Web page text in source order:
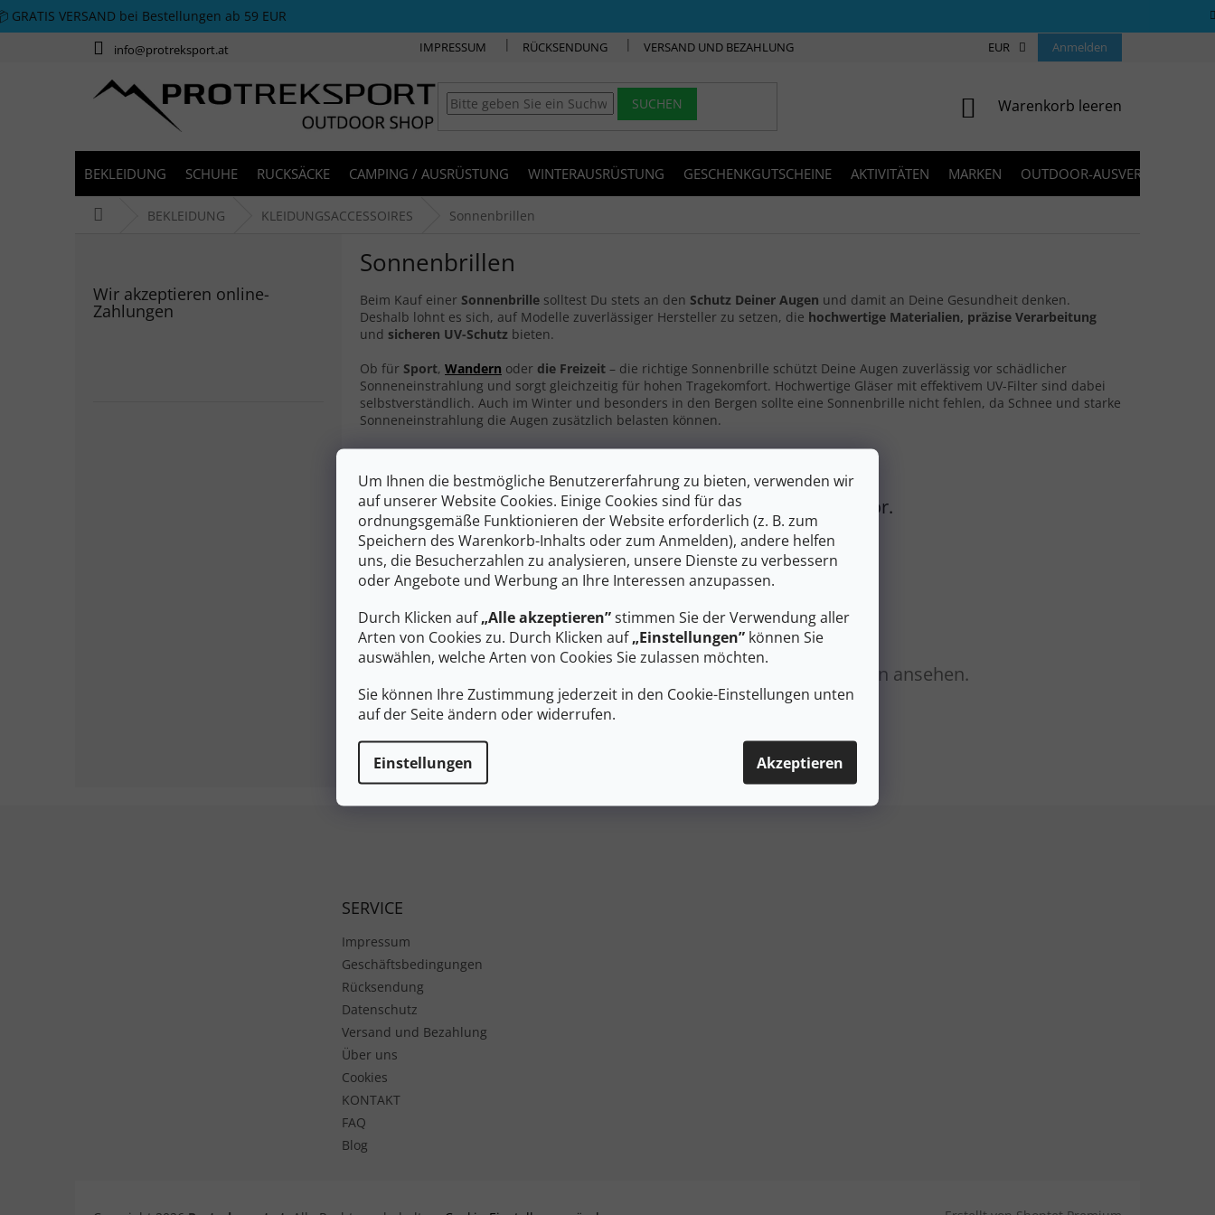
Um Ihnen die bestmögliche Benutzererfahrung zu bieten, verwenden wir
auf unserer Website Cookies. Einige Cookies sind für das
ordnungsgemäße Funktionieren der Website erforderlich (z. B. zum
Speichern des Warenkorb-Inhalts oder zum Anmelden), andere helfen
uns, die Besucherzahlen zu analysieren, unsere Dienste zu verbessern
oder Angebote und Werbung an Ihre Interessen anzupassen.
Durch Klicken auf„Alle akzeptieren”stimmen Sie der Verwendung aller
Arten von Cookies zu. Durch Klicken auf„Einstellungen” können Sie
auswählen, welche Arten von Cookies Sie zulassen möchten.
Sie können Ihre Zustimmung jederzeit in den Cookie-Einstellungen unten
auf der Seite ändern oder widerrufen.
Einstellungen Akzeptieren
Zum Inhalt springen
GRATIS VERSAND bei Bestellungen ab 59 EUR
info@protreksport.at IMPRESSUM RÜCKSENDUNG VERSAND UND BEZAHLUNG KONTAKT FAQ
EUR Anmelden
SUCHEN WARENKORB
Warenkorb leeren
BEKLEIDUNG SCHUHE RUCKSÄCKE CAMPING / AUSRÜSTUNG WINTERAUSRÜSTUNG GESCHENKGUTSCHEINE AKTIVITÄTEN MARKEN OUTDOOR-AUSVERKAUF
StartseiteBEKLEIDUNG KLEIDUNGSACCESSOIRES Sonnenbrillen
Wir akzeptieren online-
Zahlungen
Sonnenbrillen
Beim Kauf einer Sonnenbrille solltest Du stets an den Schutz Deiner Augen und damit an Deine Gesundheit denken.
Deshalb lohnt es sich, auf Modelle zuverlässiger Hersteller zu setzen, die hochwertige Materialien, präzise Verarbeitung
und sicheren UV-Schutz bieten.
Ob für Sport, Wandern oder die Freizeit – die richtige Sonnenbrille schützt Deine Augen zuverlässig vor schädlicher
Sonneneinstrahlung und sorgt gleichzeitig für hohen Tragekomfort. Hochwertige Gläser mit effektivem UV-Filter sind dabei
selbstverständlich. Auch im Winter und besonders in den Bergen sollte eine Sonnenbrille nicht fehlen, da Schnee und starke
Sonneneinstrahlung die Augen zusätzlich belasten können.
Wir bereiten Ihre Produkte noch vor.
Sie können sich aber auch andere Kategorien ansehen.
SERVICE
Impressum
Geschäftsbedingungen
Rücksendung
Datenschutz
Versand und Bezahlung
Über uns
Cookies
KONTAKT
FAQ
Blog